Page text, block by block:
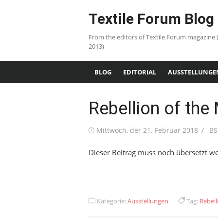
Textile Forum Blog
From the editors of Textile Forum magazine
2013)
BLOG EDITORIAL
Rebellion of the
Posted
Mittwoch, der 21. Februar 2018 BS
Dieser Beitrag muss noch übersetzt
Kategorie:Ausstellungen Tag: